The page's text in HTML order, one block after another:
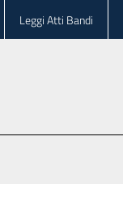
Leggi Atti Bandi